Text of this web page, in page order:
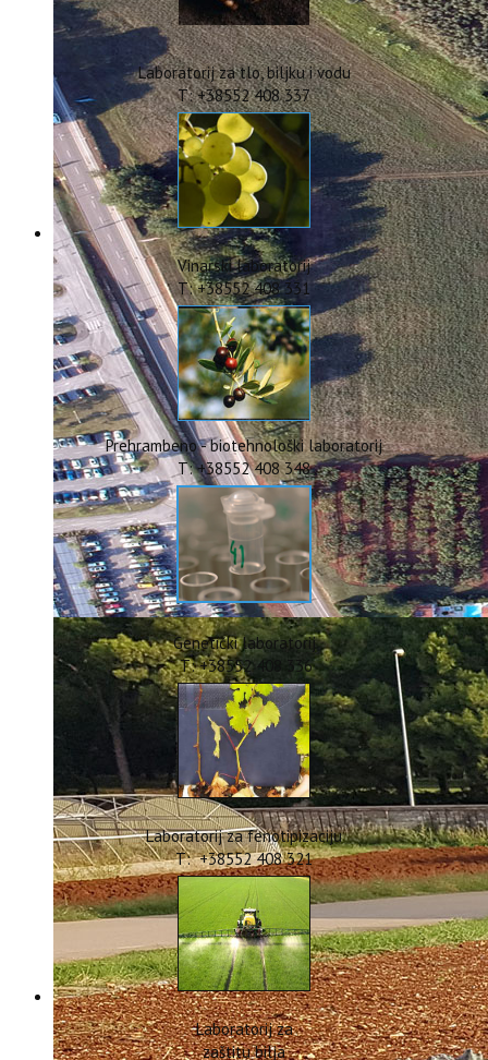
Dokumenti
Statut
Strategija
CIP
Pravo na pristup informacijama
Zaštita osobnih podataka
Godišnji izvještaj
Javna nabava
Natječaji za radna mjesta
Zakonodavni okvir
Akti Instituta
Linkovi
Kontakt
webmail
Popularizacija znanosti
ERASMUS+
HyPro4ST
DIGIAGRI
GreenTea
CIRCOLIVE
Laboratorij za tlo, biljku i vodu
T: +38552 408 337
Vinarski laboratorij
T: +38552 408 331
Prehrambeno - biotehnološki laboratorij
T: +38552 408 348
Genetički laboratorij
T: +38552 408 336
Laboratorij za fenotipizaciju
T: +38552 408 321
Laboratorij za
zaštitu bilja